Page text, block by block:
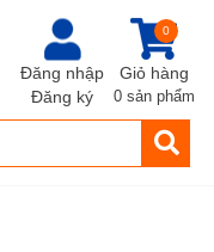
Đăng nhập
Đăng ký
Giỏ hàng
0
0 sản phẩm